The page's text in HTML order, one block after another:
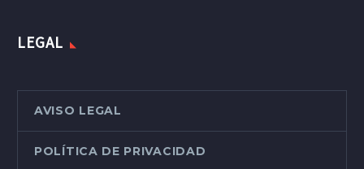
LEGAL
AVISO LEGAL
POLÍTICA DE PRIVACIDAD